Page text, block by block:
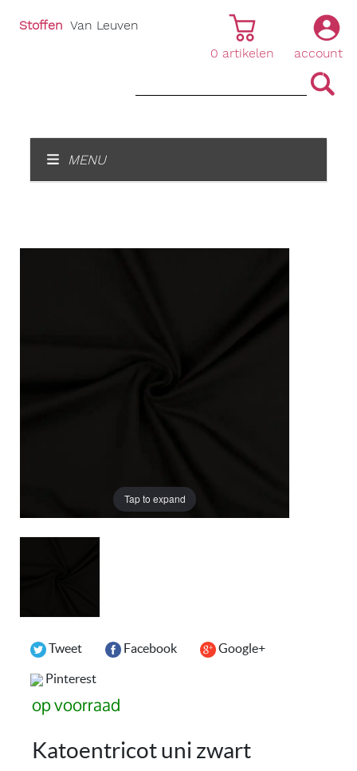
account
|
0 artikelen
Stoffen Van Leuven
MENU
Tap to expand
Tweet Facebook Google+
Pinterest
op voorraad
Katoentricot uni zwart